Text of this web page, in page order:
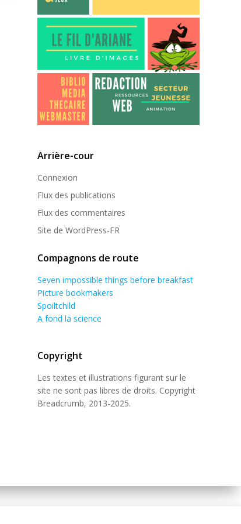
Arrière-cour
Connexion
Flux des publications
Flux des commentaires
Site de WordPress-FR
Compagnons de route
Seven impossible things before breakfast
Picture bookmakers
Spoiltchild
A fond la science
Copyright
Les textes et illustrations figurant sur le
site ne sont pas libres de droits. Copyright
Breadcrumb, 2013-2025.